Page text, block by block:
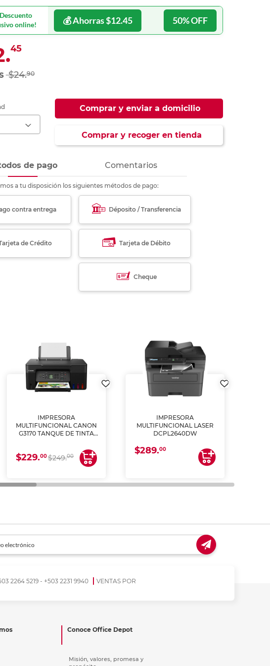
Ver más
Ver más
Ver más
Ver más
online!
💰 Ahorras $12.45 50% OFF
45
$24.90
Comprar y enviar a domicilio
Comprar y recoger en tienda
de pago Comentarios
a tu disposición los siguientes métodos de pago:
contra entrega Déposito / Transferencia
de Crédito Tarjeta de Débito
Cheque
IMPRESORA
MULTIFUNCIONAL CANON
G3170 TANQUE DE TINTA
$229.00$249.00
IMPRESORA
MULTIFUNCIONAL LASER
DCPL2640DW
$289.00
2264 5219 - +503 2231 9940
VENTAS POR
Conoce Office Depot
Misión, valores, promesa y